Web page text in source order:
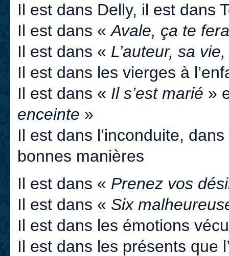
Il est dans Delly, il est dans
Il est dans «Avale, ça te
Il est dans « L’auteur, sa
Il est dans les vierges à
Il est dans « Il s’est marié »
enceinte »
Il est dans l’inconduite,
bonnes manières
Il est dans « Prenez vos
Il est dans « Six
Il est dans les émotions
Il est dans les présents que